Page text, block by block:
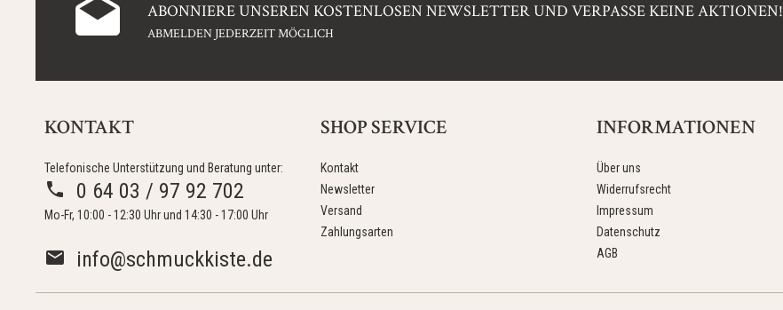
ABONNIERE UNSEREN KOSTENLOSEN NEWSLETTER UND VERPASSE KEINE AKTIONEN!
ABMELDEN JEDERZEIT MÖGLICH
KONTAKT
Telefonische Unterstützung und Beratung unter:
0 64 03 / 97 92 702
Mo-Fr, 10:00 - 12:30 Uhr und 14:30 - 17:00 Uhr
info@schmuckkiste.de
SHOP SERVICE
Kontakt
Newsletter
Versand
Zahlungsarten
INFORMATIONEN
Über uns
Widerrufsrecht
Impressum
Datenschutz
AGB